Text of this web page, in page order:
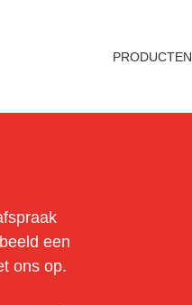
PRODUCTEN
een
ons op.